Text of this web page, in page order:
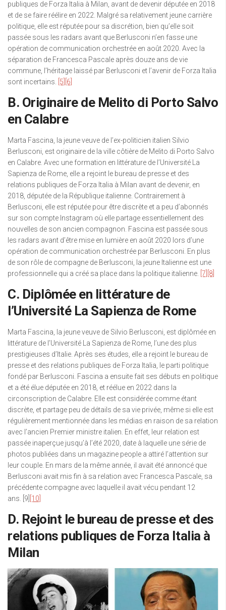
publiques de Forza Italia à Milan, avant de devenir députée en 2018
et de se faire réélire en 2022. Malgré sa relativement jeune carrière
politique, elle est réputée pour sa discrétion, bien qu’elle soit
passée sous les radars avant que Berlusconi n’en fasse une
opération de communication orchestrée en août 2020. Avec la
séparation de Francesca Pascale après douze ans de vie
commune, l’héritage laissé par Berlusconi et l’avenir de Forza Italia
sont incertains.
[5] [6]
B. Originaire de Melito di Porto Salvo
en Calabre
Marta Fascina, la jeune veuve de l’ex-politicien italien Silvio
Berlusconi, est originaire de la ville côtière de Melito di Porto Salvo
en Calabre. Avec une formation en littérature de l’Université La
Sapienza de Rome, elle a rejoint le bureau de presse et des
relations publiques de Forza Italia à Milan avant de devenir, en
2018, députée de la République italienne. Contrairement à
Berlusconi, elle est réputée pour être discrète et a peu d’abonnés
sur son compte Instagram où elle partage essentiellement des
nouvelles de son ancien compagnon. Fascina est passée sous
les radars avant d’être mise en lumière en août 2020 lors d’une
opération de communication orchestrée par Berlusconi. En plus
de son rôle de compagne de Berlusconi, la jeune Italienne est une
professionnelle qui a créé sa place dans la politique italienne. [7] [8]
C. Diplômée en littérature de
l’Université La Sapienza de Rome
Marta Fascina, la jeune veuve de Silvio Berlusconi, est diplômée en
littérature de l’Université La Sapienza de Rome, l’une des plus
prestigieuses d’Italie. Après ses études, elle a rejoint le bureau de
presse et des relations publiques de Forza Italia, le parti politique
fondé par Berlusconi. Fascina a ensuite fait ses débuts en politique
et a été élue députée en 2018, et réélue en 2022 dans la
circonscription de Calabre. Elle est considérée comme étant
discrète, et partage peu de détails de sa vie privée, même si elle est
régulièrement mentionnée dans les médias en raison de sa relation
avec l’ancien Premier ministre italien. En effet, leur relation est
passée inaperçue jusqu’à l’été 2020, date à laquelle une série de
photos publiées dans un magazine people a attiré l’attention sur
leur couple. En mars de la même année, il avait été annoncé que
Berlusconi avait mis fin à sa relation avec Francesca Pascale, sa
précédente compagne avec laquelle il avait vécu pendant 12
ans. [9] [10]
D. Rejoint le bureau de presse et des
relations publiques de Forza Italia à
Milan